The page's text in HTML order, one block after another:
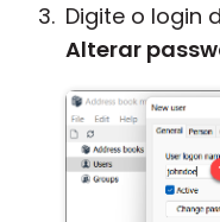
Digite o login
Alterar